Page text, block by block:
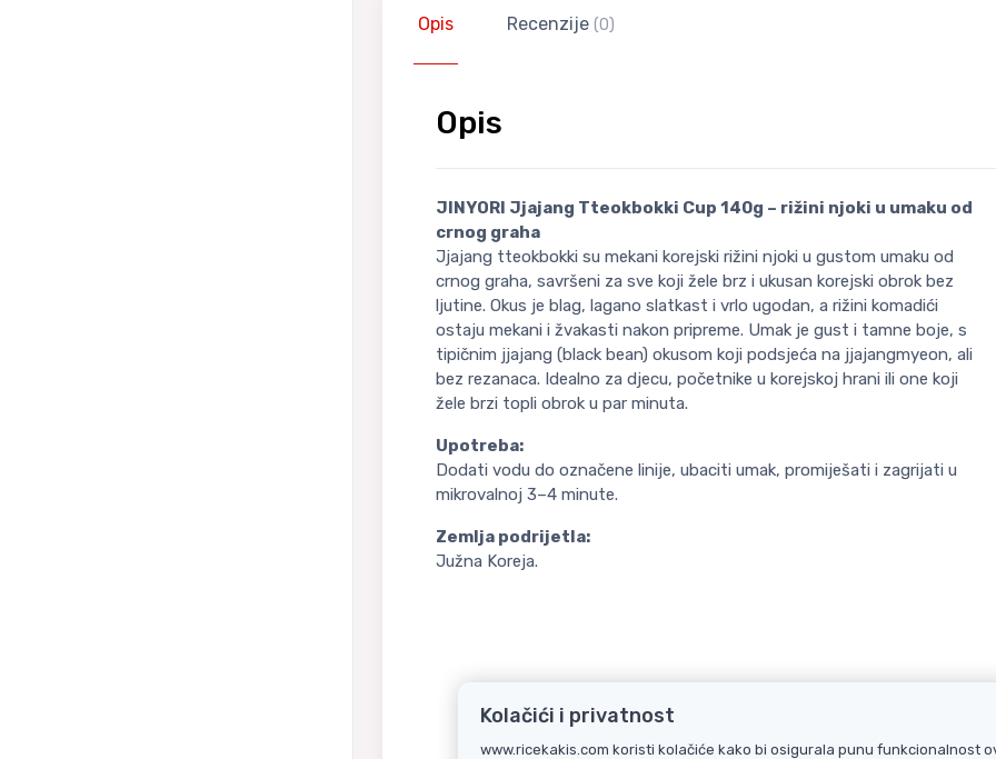
Opis Recenzije (0)
Opis
JINYORI Jjajang Tteokbokki Cup 140g – rižini njoki u umaku od
crnog graha
Jjajang tteokbokki su mekani korejski rižini njoki u gustom umaku od
crnog graha, savršeni za sve koji žele brz i ukusan korejski obrok bez
ljutine. Okus je blag, lagano slatkast i vrlo ugodan, a rižini komadići
ostaju mekani i žvakasti nakon pripreme. Umak je gust i tamne boje, s
tipičnim jjajang (black bean) okusom koji podsjeća na jjajangmyeon, ali
bez rezanaca. Idealno za djecu, početnike u korejskoj hrani ili one koji
žele brzi topli obrok u par minuta.
Upotreba:
Dodati vodu do označene linije, ubaciti umak, promiješati i zagrijati u
mikrovalnoj 3–4 minute.
Zemlja podrijetla:
Južna Koreja.
Kolačići i privatnost
www.ricekakis.com koristi kolačiće kako bi osigurala punu funkcionalnost